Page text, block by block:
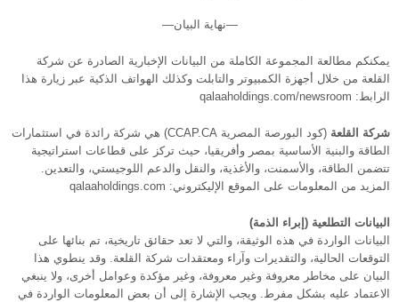
—نهاية البيان—
يمكنكم مطالعة المجموعة الكاملة من البيانات الإخبارية الصادرة عن شركة
القلعة من خلال أجهزة الكمبيوتر والتابلت وكذلك الهواتف الذكية عبر زيارة هذا
الرابط: qalaaholdings.com/newsroom
شركة القلعة
(كود البورصة المصرية CCAP.CA) هي شركة رائدة في استثمارات
الطاقة والبنية الأساسية بمصر وأفريقيا، حيث تركز على قطاعات استراتيجية
تتضمن الطاقة، والأسمنت، والأغذية، والنقل والدعم اللوجيستي، والتعدين.
المزيد من المعلومات على الموقع الإليكتروني: qalaaholdings.com
البيانات التطلعية (إبراء الذمة)
البيانات الواردة في هذه الوثيقة، والتي لا تعد حقائق تاريخية، تم بنائها على
التوقعات الحالية، والتقديرات وآراء ومعتقدات شركة القلعة. وقد ينطوي هذا
البيان على مخاطر معروفة وغير معروفة، وغير مؤكدة وعوامل أخرى، ولا ينبغي
الاعتماد عليه بشكل مفرط. ويجب الإشارة إلى أن بعض المعلومات الواردة في